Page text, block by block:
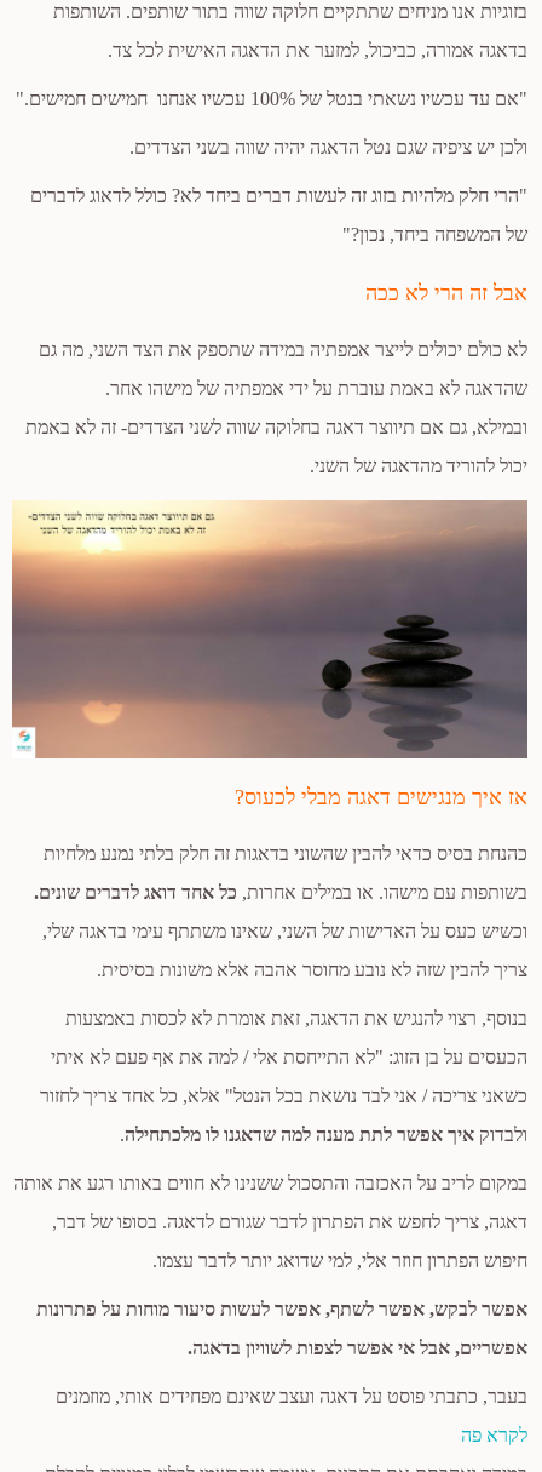
בזוגיות אנו מניחים שתתקיים חלוקה שווה בתור שותפים. השותפות
בדאגה אמורה, כביכול, למזער את הדאגה האישית לכל צד.
"אם עד עכשיו נשאתי בנטל של 100% עכשיו אנחנו חמישים חמישים."
ולכן יש ציפיה שגם נטל הדאגה יהיה שווה בשני הצדדים.
"הרי חלק מלהיות בזוג זה לעשות דברים ביחד לא? כולל לדאוג לדברים
של המשפחה ביחד, נכון?"
אבל זה הרי לא ככה
לא כולם יכולים לייצר אמפתיה במידה שתספק את הצד השני, מה גם
שהדאגה לא באמת עוברת על ידי אמפתיה של מישהו אחר.
ובמילא, גם אם תיווצר דאגה בחלוקה שווה לשני הצדדים- זה לא באמת
יכול להוריד מהדאגה של השני.
אז איך מנגישים דאגה מבלי לכעוס?
כהנחת בסיס כדאי להבין שהשוני בדאגות זה חלק בלתי נמנע מלחיות
בשותפות עם מישהו. או במילים אחרות, כל אחד דואג לדברים שונים.
וכשיש כעס על האדישות של השני, שאינו משתתף עימי בדאגה שלי,
צריך להבין שזה לא נובע מחוסר אהבה אלא משונות בסיסית.
בנוסף, רצוי להנגיש את הדאגה, זאת אומרת לא לכסות באמצעות
הכעסים על בן הזוג: "לא התייחסת אלי / למה את אף פעם לא איתי
כשאני צריכה / אני לבד נושאת בכל הנטל" אלא, כל אחד צריך לחזור
ולבדוק איך אפשר לתת מענה למה שדאגנו לו מלכתחילה.
במקום לריב על האכזבה והתסכול ששנינו לא חווים באותו רגע את אותה
דאגה, צריך לחפש את הפתרון לדבר שגורם לדאגה. בסופו של דבר,
חיפוש הפתרון חוזר אלי, למי שדואג יותר לדבר עצמו.
אפשר לבקש, אפשר לשתף, אפשר לעשות סיעור מוחות על פתרונות
אפשריים, אבל אי אפשר לצפות לשוויון בדאגה.
בעבר, כתבתי פוסט על דאגה ועצב שאינם מפחידים אותי, מוזמנים
לקרא פה